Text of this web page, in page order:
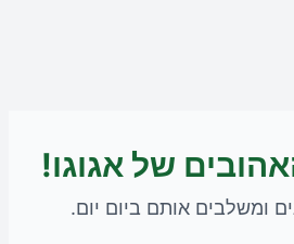
של אגוגו!
ומשלבים אותם ביום יום.